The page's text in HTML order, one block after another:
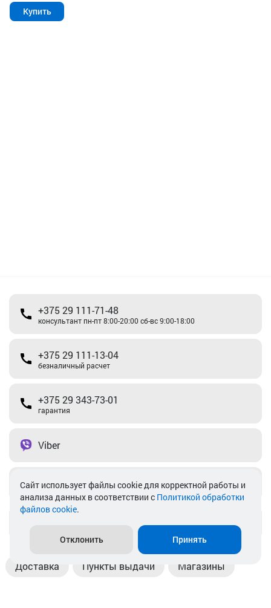
Купить
+375 29 111-71-48
консультант пн-пт 8:00-20:00 сб-вс 9:00-18:00
+375 29 111-13-04
безналичный расчет
+375 29 343-73-01
гарантия
Viber
Telegram
Доставка Пункты выдачи Магазины
Cайт использует файлы cookie для корректной работы и
анализа данных в соответствии с Политикой обработки
файлов cookie.
Отклонить Принять